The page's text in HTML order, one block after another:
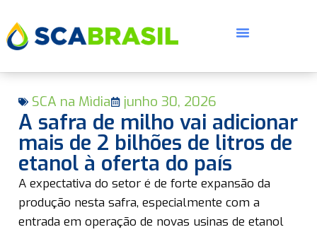
SCA na Mìdia junho 30, 2026
A safra de milho vai adicionar
mais de 2 bilhões de litros de
etanol à oferta do país
A expectativa do setor é de forte expansão da
produção nesta safra, especialmente com a
entrada em operação de novas usinas de etanol